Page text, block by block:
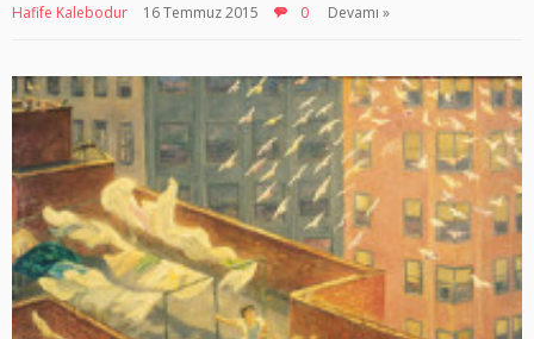
Hafife Kalebodur 16 Temmuz 2015 0 Devamı »